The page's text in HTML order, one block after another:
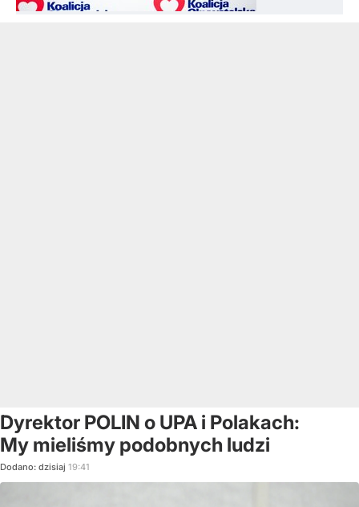
Dyrektor POLIN o UPA i Polakach:
My mieliśmy podobnych ludzi
Dodano: dzisiaj 19:41